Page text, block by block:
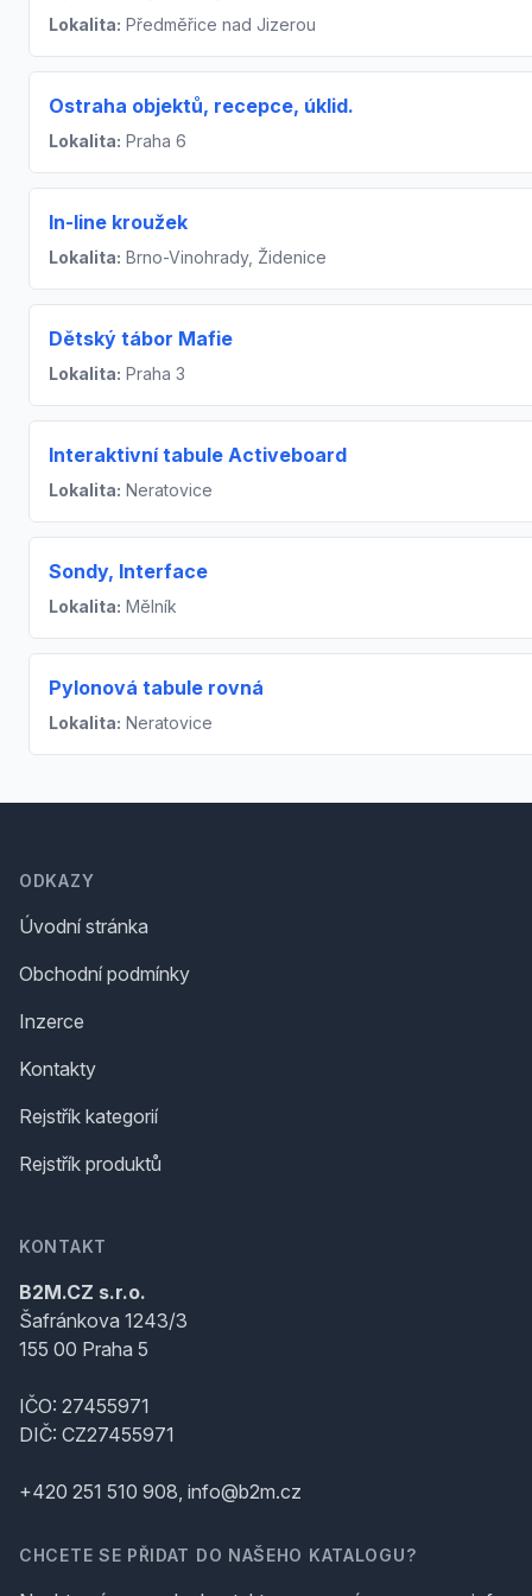
Lokalita: Předměřice nad Jizerou
Ostraha objektů, recepce, úklid.
Lokalita: Praha 6
In-line kroužek
Lokalita: Brno-Vinohrady, Židenice
Dětský tábor Mafie
Lokalita: Praha 3
Interaktivní tabule Activeboard
Lokalita: Neratovice
Sondy, Interface
Lokalita: Mělník
Pylonová tabule rovná
Lokalita: Neratovice
ODKAZY
Úvodní stránka
Obchodní podmínky
Inzerce
Kontakty
Rejstřík kategorií
Rejstřík produktů
KONTAKT
B2M.CZ s.r.o.
Šafránkova 1243/3
155 00 Praha 5
IČO: 27455971
DIČ: CZ27455971
+420 251 510 908, info@b2m.cz
CHCETE SE PŘIDAT DO NAŠEHO KATALOGU?